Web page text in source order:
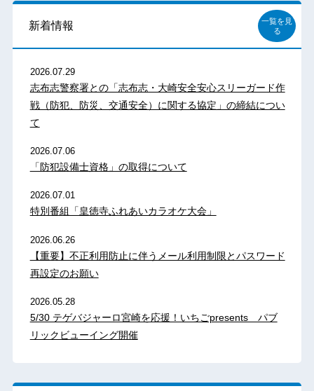
新着情報
一覧を見
る
2026.07.29
志布志警察署との「志布志・大崎安全安心スリーガード作
戦（防犯、防災、交通安全）に関する協定」の締結につい
て
2026.07.06
「防犯設備士資格」の取得について
2026.07.01
特別番組「皇徳寺ふれあいカラオケ大会」
2026.06.26
【重要】不正利用防止に伴うメール利用制限とパスワード
再設定のお願い
2026.05.28
5/30 テゲバジャーロ宮崎を応援！いちごpresents パブ
リックビューイング開催